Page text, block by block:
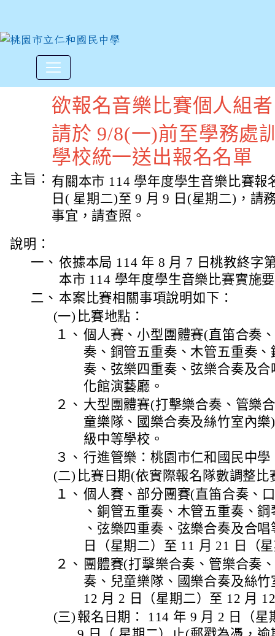
114學年度桃園市學生音樂比
主旨：
欲報名音樂比賽個人組者
請於 9/8(一)前至學務處
學校統一送出報名名單
有關本市 114 學年度學生音樂比賽報
日( 星期二)至 9 月 9 日(星期二)，請
事宜，請查照。
說明：
一、 依據本局 114 年 8 月 7 日桃教終字
本市 114 學年度學生音樂比賽實施
二、 本案比賽相關事項說明如下：
(一) 比賽地點：
１、 個人賽、小型團體賽(直笛合奏
奏、銅管五重奏、木管五重奏
奏、弦樂四重奏、弦樂合奏及
化館演藝廳。
２、 大型團體賽(打擊樂合奏、管樂
童樂隊、國樂合奏及絲竹室內
級中等學校。
３、 行進管樂：桃園市仁和國民中學
(二) 比賽日期(依實際報名隊數調整比
１、 個人賽、部分團賽(直笛合奏、
、銅管五重奏、木管五重奏、
、弦樂四重奏、弦樂合奏及合
日（星期二）至 11 月 21 日（
２、 團體賽(打擊樂合奏、管樂合奏
奏、兒童樂隊、國樂合奏及絲
12 月 2 日（星期二）至 12 月
(三) 報名日期： 114 年 9 月 2 日（星